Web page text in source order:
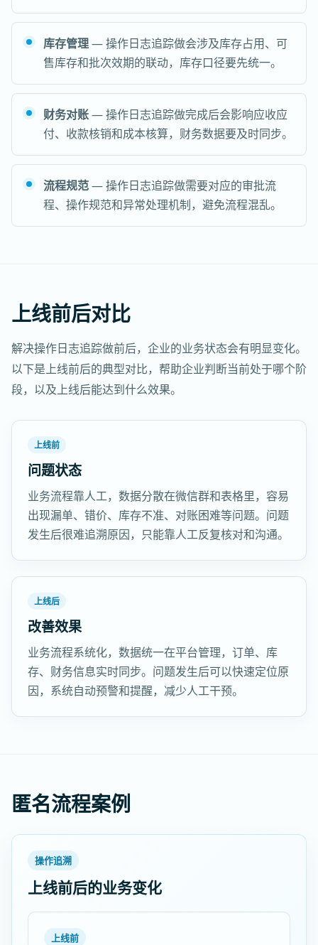
库存管理— 操作日志追踪做会涉及库存占用、可
售库存和批次效期的联动，库存口径要先统一。
财务对账— 操作日志追踪做完成后会影响应收应
付、收款核销和成本核算，财务数据要及时同步。
流程规范— 操作日志追踪做需要对应的审批流
程、操作规范和异常处理机制，避免流程混乱。
上线前后对比
解决操作日志追踪做前后，企业的业务状态会有明显变化。
以下是上线前后的典型对比，帮助企业判断当前处于哪个阶
段，以及上线后能达到什么效果。
上线前
问题状态
业务流程靠人工，数据分散在微信群和表格里，容易
出现漏单、错价、库存不准、对账困难等问题。问题
发生后很难追溯原因，只能靠人工反复核对和沟通。
上线后
改善效果
业务流程系统化，数据统一在平台管理，订单、库
存、财务信息实时同步。问题发生后可以快速定位原
因，系统自动预警和提醒，减少人工干预。
匿名流程案例
操作追溯
上线前后的业务变化
上线前